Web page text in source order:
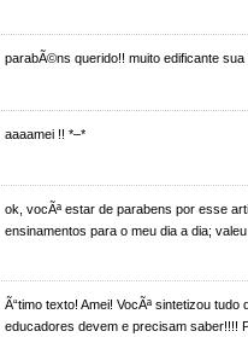
parabÃ©ns querido!! muito edificante
aaaamei !! *–*
ok, vocÃª estar de parabens por esse
ensinamentos para o meu dia a dia;
Ã“timo texto! Amei! VocÃª sintetizou tudo
educadores devem e precisam saber!!!!